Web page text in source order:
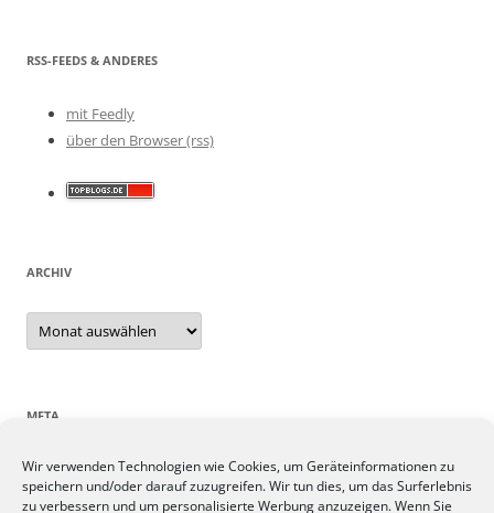
Wir verwenden Technologien wie Cookies, um Geräteinformationen zu
speichern und/oder darauf zuzugreifen. Wir tun dies, um das Surferlebnis
zu verbessern und um personalisierte Werbung anzuzeigen. Wenn Sie
RSS-FEEDS & ANDERES
mit Feedly
über den Browser (rss)
ARCHIV
Archiv
META
Anmelden
Eintrags-Feed